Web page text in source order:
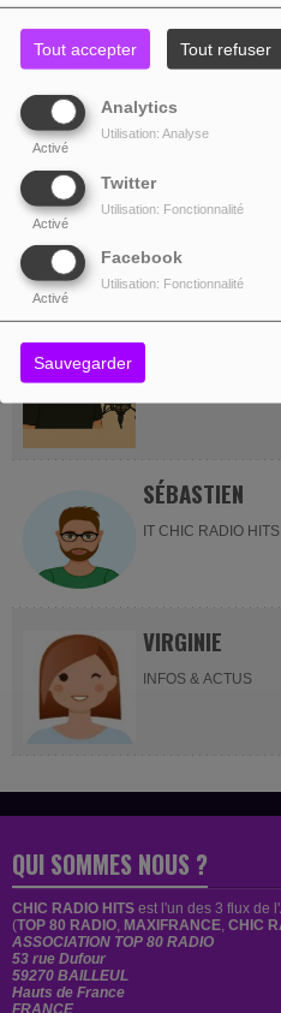
Tout accepter Tout refuser
Analytics
Activé
Utilisation: Analyse
Twitter
Activé
Utilisation: Fonctionnalité
Facebook
Activé
Utilisation: Fonctionnalité
Sauvegarder
JEREMY
MARIAN
MAX
Prête sa voix
SÉBASTIEN
IT CHIC RADIO HITS
VIRGINIE
INFOS & ACTUS
QUI SOMMES NOUS ?
CHIC RADIO HITS est l'un des 3 flux de
(TOP 80 RADIO, MAXIFRANCE, CHIC
ASSOCIATION TOP 80 RADIO
53 rue Dufour
59270 BAILLEUL
Hauts de France
FRANCE